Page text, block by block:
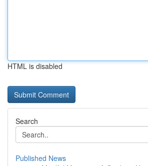
HTML is disabled
Search
Published News